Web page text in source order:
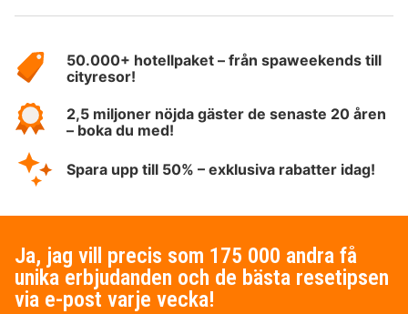
HotelSpecials50.000+ hotellpaket – från spaweekends till
cityresor!
2,5 miljoner nöjda gäster de senaste 20 åren
– boka du med!
Spara upp till 50% – exklusiva rabatter idag!
Ja, jag vill precis som 175 000 andra få
unika erbjudanden och de bästa resetipsen
via e-post varje vecka!